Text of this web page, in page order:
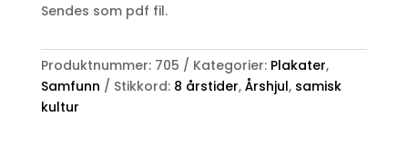
Sendes som pdf fil.
Produktnummer: 705 Kategorier: Plakater,
Samfunn
Stikkord: 8 årstider, Årshjul, samisk
kultur